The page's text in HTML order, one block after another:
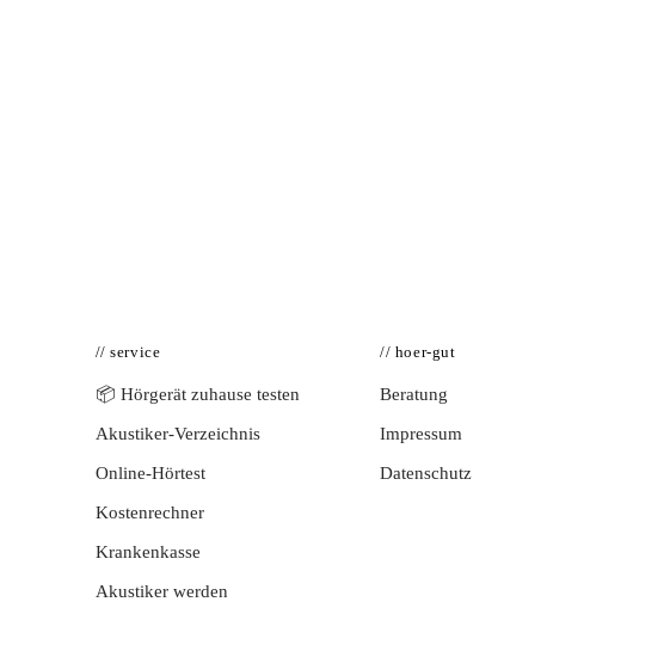
// service
📦 Hörgerät zuhause testen
Akustiker-Verzeichnis
Online-Hörtest
Kostenrechner
Krankenkasse
Akustiker werden
// hoer-gut
Beratung
Impressum
Datenschutz